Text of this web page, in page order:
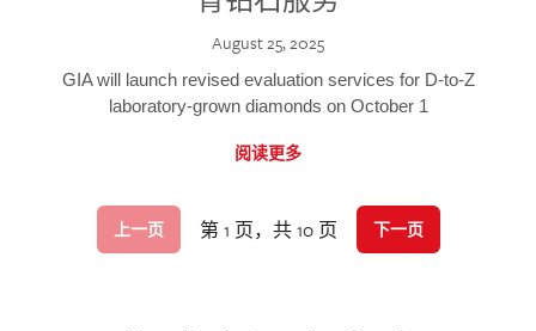
August 25, 2025
GIA will launch revised evaluation services for D-to-Z
laboratory-grown diamonds on October 1
阅读更多
上一页 第 1 页，共 10 页 下一页